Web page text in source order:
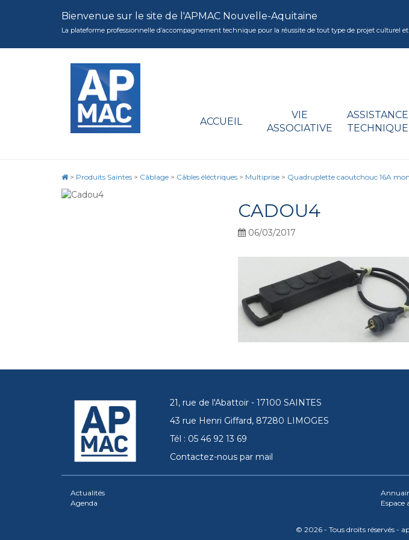
Bienvenue sur le site de l'APMAC Nouvelle-Aquitaine
La plateforme professionnelle d’accompagnement technique pour la réussite de tout type de projet culturel
ACCUEIL
VIE
ASSOCIATIVE
ASSISTANCE
TECHNIQUE
> Produits Saintes > Câblage > Câbles éléctriques > Multiprise > Quadruplette caoutchouc 16A
CADOU4
06/03/2017
21, rue de l'Abattoir - 17100 SAINTES
43 rue Henri Giffard, 87280 LIMOGES
Tél : 05 46 92 13 69
Contactez-nous par mail
Actualités
Agenda
Espace
© 2026 - Tous droits réservés -